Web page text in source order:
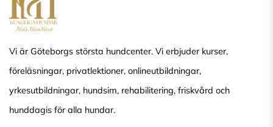
Vi är Göteborgs största hundcenter. Vi erbjuder kurser,
föreläsningar, privatlektioner, onlineutbildningar,
yrkesutbildningar, hundsim, rehabilitering, friskvård och
hunddagis för alla hundar.